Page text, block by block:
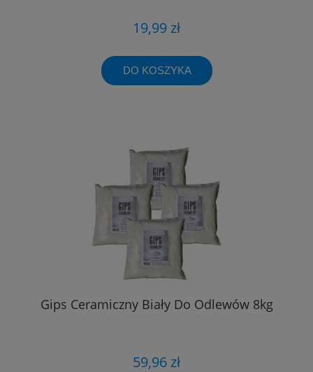
19,99 zł
DO KOSZYKA
Gips Ceramiczny Biały Do Odlewów 8kg
59,96 zł